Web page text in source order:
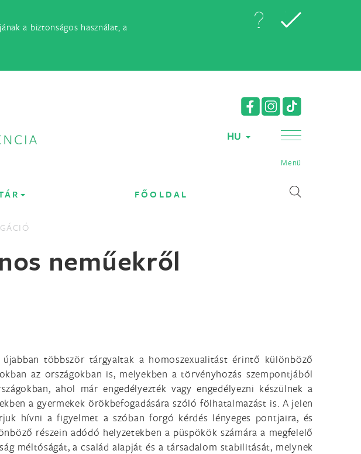
a biztonságos használat, a
HU
Menü
FŐOLDAL
neműekről
többször tárgyaltak a homoszexualitást érintő különböző
az országokban is, melyekben a törvényhozás szempontjából
ahol már engedélyezték vagy engedélyezni készülnek a
a gyermekek örökbefogadására szóló fölhatalmazást is. A jelen
hívni a figyelmet a szóban forgó kérdés lényeges pontjaira, és
részein adódó helyzetekben a püspökök számára a megfelelő
méltóságát, a család alapját és a társadalom stabilitását, melynek